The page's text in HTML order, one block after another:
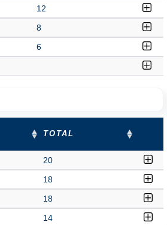
12
8
6
TOTAL
20
18
18
14